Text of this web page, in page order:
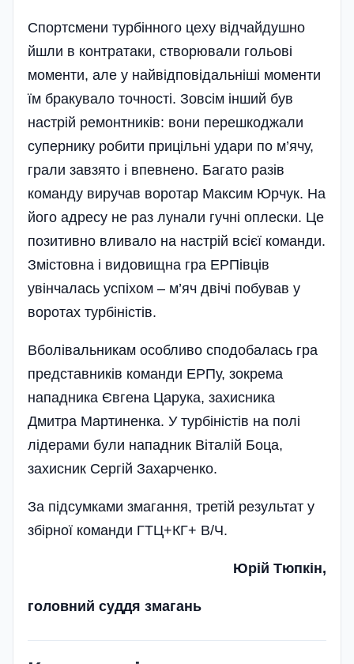
Спортсмени турбінного цеху відчайдушно
йшли в контратаки, створювали гольові
моменти, але у найвідповідальніші моменти
їм бракувало точності. Зовсім інший був
настрій ремонтників: вони перешкоджали
супернику робити прицільні удари по м’ячу,
грали завзято і впевнено. Багато разів
команду виручав воротар Максим Юрчук. На
його адресу не раз лунали гучні оплески. Це
позитивно вливало на настрій всієї команди.
Змістовна і видовищна гра ЕРПівців
увінчалась успіхом – м’яч двічі побував у
воротах турбіністів.
Вболівальникам особливо сподобалась гра
представників команди ЕРПу, зокрема
нападника Євгена Царука, захисника
Дмитра Мартиненка. У турбіністів на полі
лідерами були нападник Віталій Боца,
захисник Сергій Захарченко.
За підсумками змагання, третій результат у
збірної команди ГТЦ+КГ+ В/Ч.
Юрій Тюпкін,
головний суддя змагань